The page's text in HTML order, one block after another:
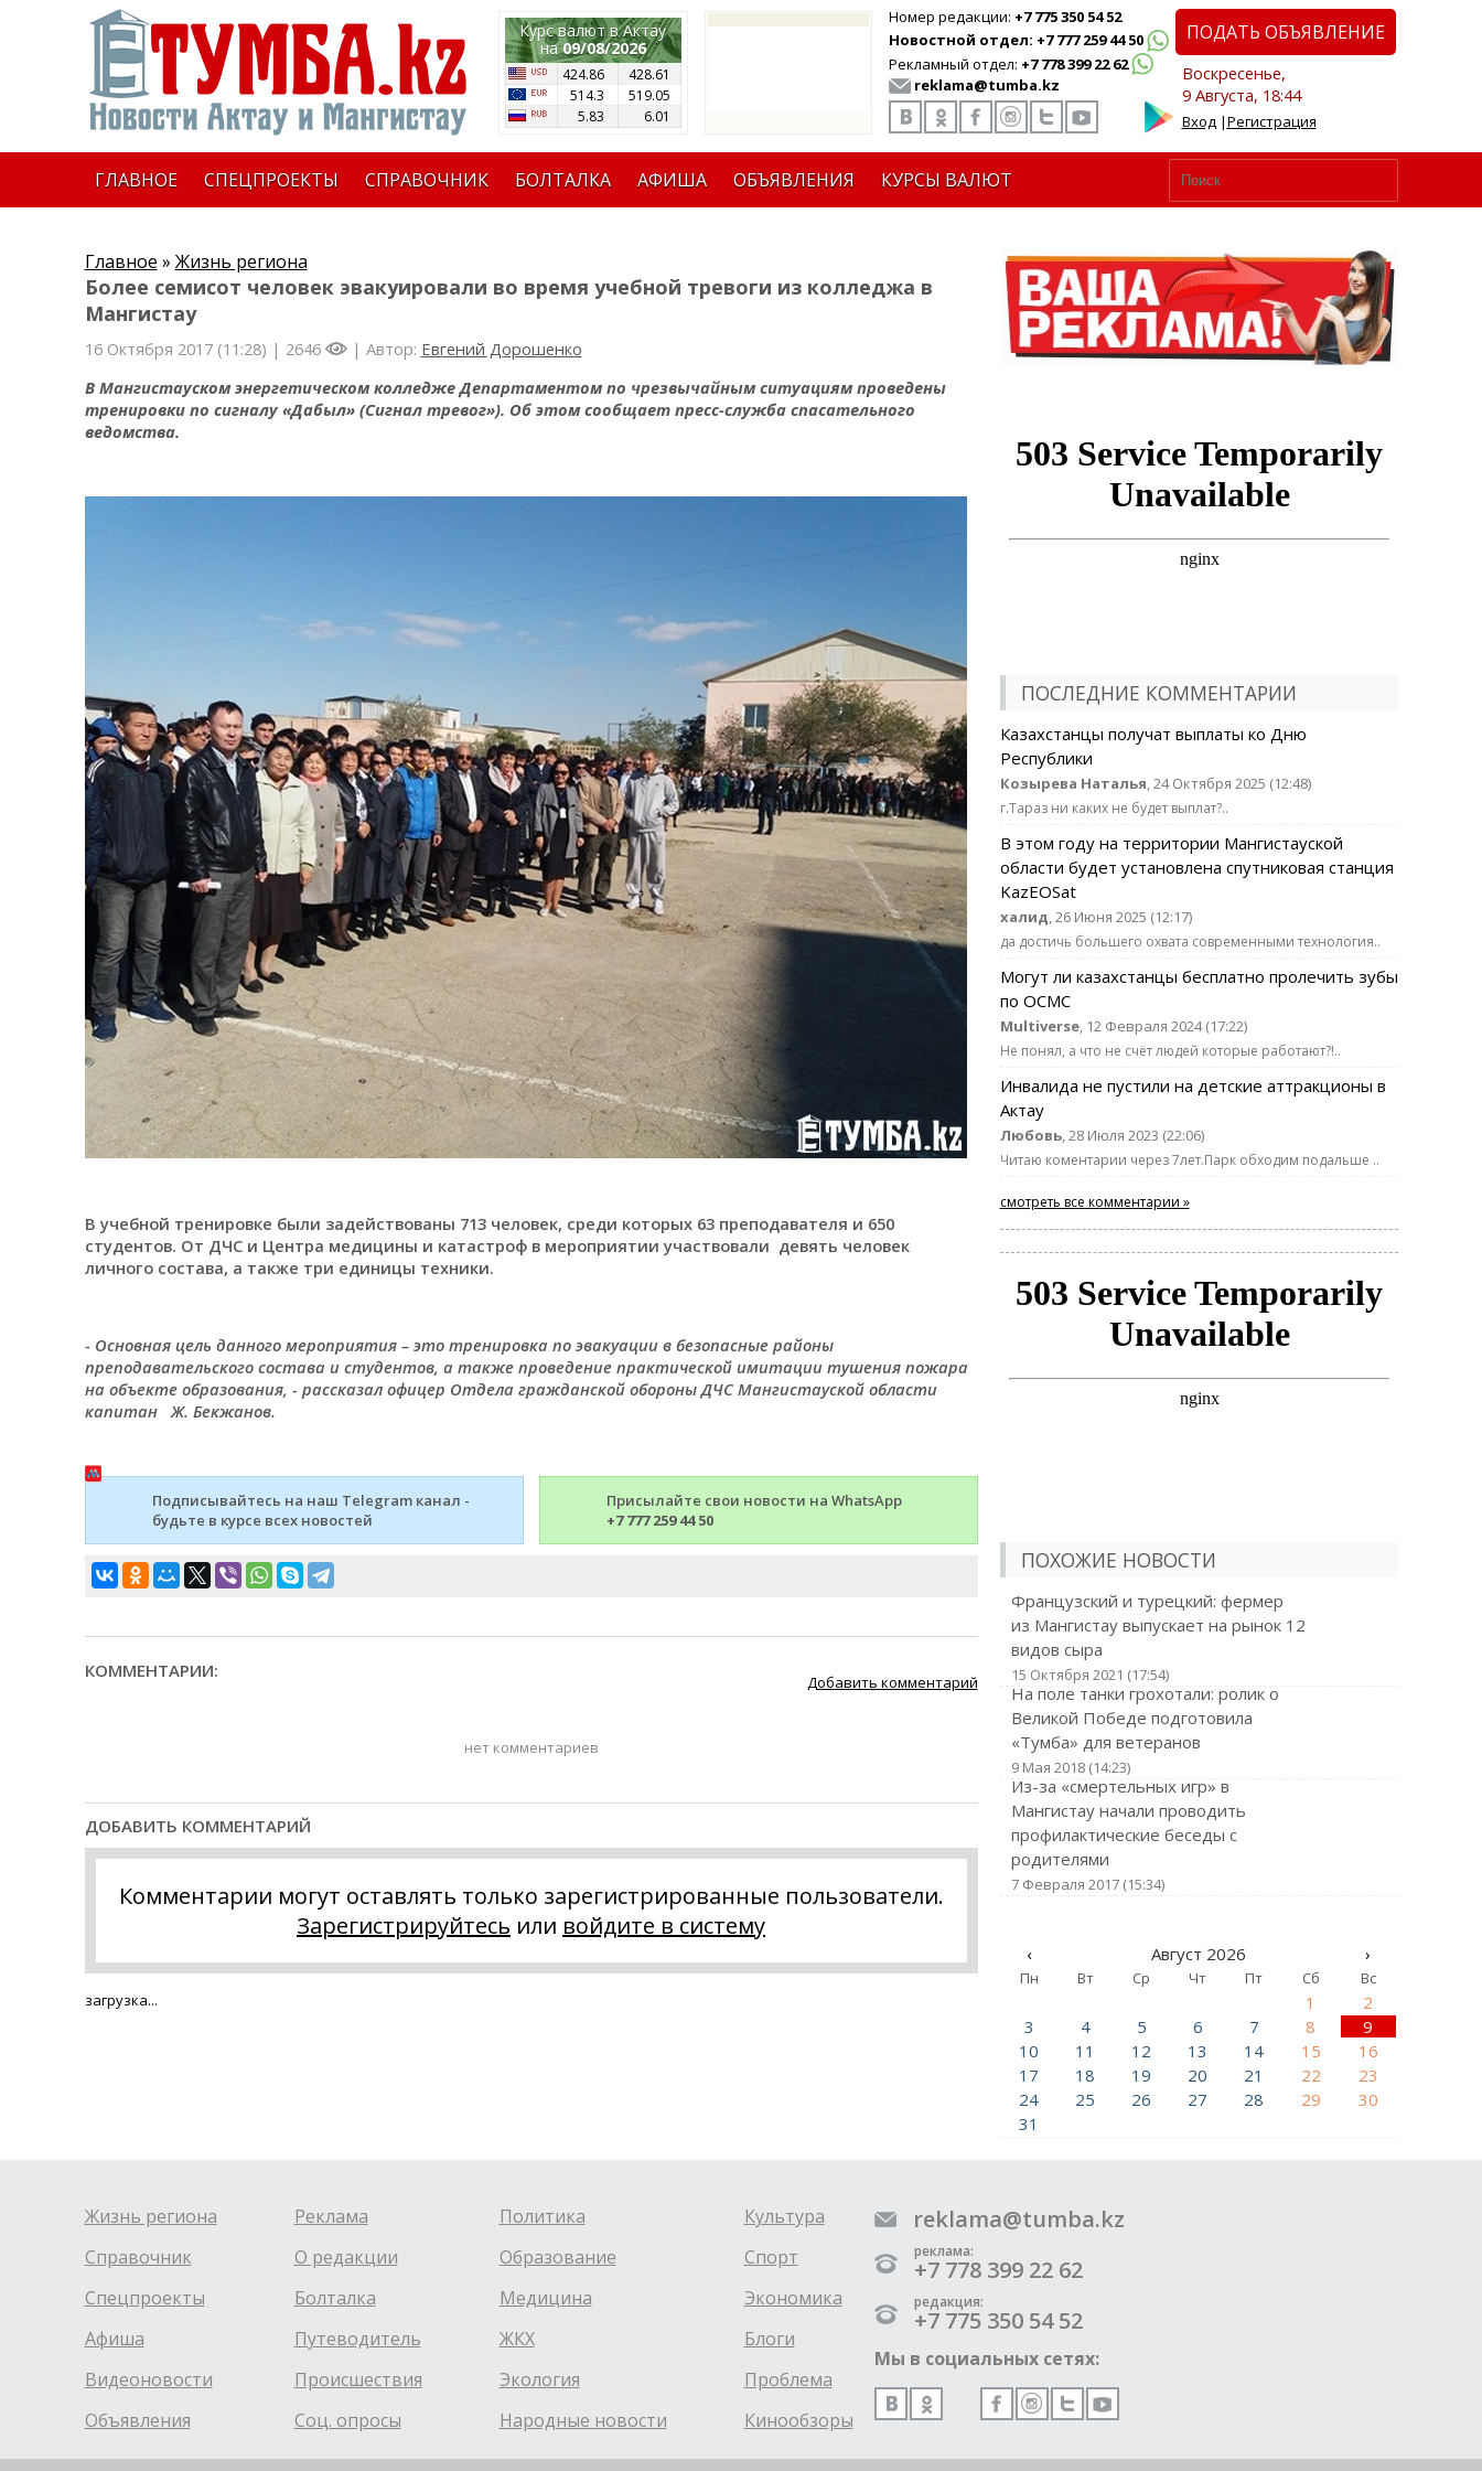
Курс валют в Актау
на09/08/2026
424.86
428.61
514.3
519.05
5.83
6.01
Номер редакции: +7 775 350 54 52
Новостной отдел: +7 777 259 44 50
Рекламный отдел: +7 778 399 22 62
reklama@tumba.kz
ПОДАТЬ ОБЪЯВЛЕНИЕ
Воскресенье,
9 Августа, 18:44
Вход|Регистрация
ГЛАВНОЕ СПЕЦПРОЕКТЫ СПРАВОЧНИК БОЛТАЛКА АФИША ОБЪЯВЛЕНИЯ КУРСЫ ВАЛЮТ
Главное » Жизнь региона
Более семисот человек эвакуировали во время учебной тревоги из колледжа в
Мангистау
16 Октября 2017 (11:28) | 2646 | Автор: Евгений Дорошенко
В Мангистауском энергетическом колледже Департаментом по чрезвычайным ситуациям проведены
тренировки по сигналу «Дабыл» (Сигнал тревог»). Об этом сообщает пресс-служба спасательного
ведомства.
В учебной тренировке были задействованы 713 человек, среди которых 63 преподавателя и 650
студентов. От ДЧС и Центра медицины и катастроф в мероприятии участвовали девять человек
личного состава, а также три единицы техники.
- Основная цель данного мероприятия – это тренировка по эвакуации в безопасные районы
преподавательского состава и студентов, а также проведение практической имитации тушения пожара
на объекте образования, - рассказал офицер Отдела гражданской обороны ДЧС Мангистауской области
капитан Ж. Бекжанов.
Подписывайтесь на наш Telegram канал -
будьте в курсе всех новостей
Присылайте свои новости на WhatsApp
+7 777 259 44 50
КОММЕНТАРИИ:
Добавить комментарий
нет комментариев
ДОБАВИТЬ КОММЕНТАРИЙ
Комментарии могут оставлять только зарегистрированные пользователи.
Зарегистрируйтесь или войдите в систему
загрузка...
ПОСЛЕДНИЕ КОММЕНТАРИИ
Казахстанцы получат выплаты ко Дню
Республики
Козырева Наталья, 24 Октября 2025 (12:48)
г.Тараз ни каких не будет выплат?..
В этом году на территории Мангистауской
области будет установлена спутниковая станция
KazEOSat
халид, 26 Июня 2025 (12:17)
да достичь большего охвата современными технология..
Могут ли казахстанцы бесплатно пролечить зубы
по ОСМС
Multiverse, 12 Февраля 2024 (17:22)
Не понял, а что не счёт людей которые работают?!..
Инвалида не пустили на детские аттракционы в
Актау
Любовь, 28 Июля 2023 (22:06)
Читаю коментарии через 7лет.Парк обходим подальше ..
смотреть все комментарии »
ПОХОЖИЕ НОВОСТИ
Французский и турецкий: фермер
из Мангистау выпускает на рынок 12
видов сыра
15 Октября 2021 (17:54)
На поле танки грохотали: ролик о
Великой Победе подготовила
«Тумба» для ветеранов
9 Мая 2018 (14:23)
Из-за «смертельных игр» в
Мангистау начали проводить
профилактические беседы с
родителями
7 Февраля 2017 (15:34)
‹ Август 2026 ›
Пн Вт Ср Чт Пт Сб Вс
1
2
3
4 5 6 7 8
9
10
11 12 13 14 15
16
17
18 19 20 21 22
23
24
25 26 27 28 29
30
31
Жизнь региона
Справочник
Спецпроекты
Афиша
Видеоновости
Объявления
Реклама
О редакции
Болталка
Путеводитель
Происшествия
Соц. опросы
Политика
Образование
Медицина
ЖКХ
Экология
Народные новости
Культура
Спорт
Экономика
Блоги
Проблема
Кинообзоры
reklama@tumba.kz
реклама:
+7 778 399 22 62
редакция:
+7 775 350 54 52
Мы в социальных сетях: